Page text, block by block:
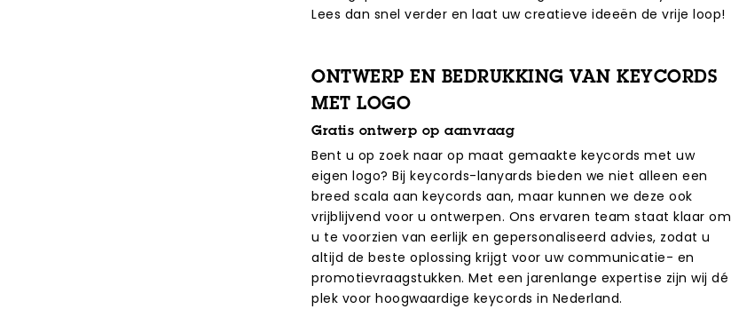
Lees dan snel verder en laat uw creatieve ideeën de vrije loop!
ONTWERP EN BEDRUKKING VAN KEYCORDS
MET LOGO
Gratis ontwerp op aanvraag
Bent u op zoek naar op maat gemaakte keycords met uw
eigen logo? Bij keycords-lanyards bieden we niet alleen een
breed scala aan keycords aan, maar kunnen we deze ook
vrijblijvend voor u ontwerpen. Ons ervaren team staat klaar om
u te voorzien van eerlijk en gepersonaliseerd advies, zodat u
altijd de beste oplossing krijgt voor uw communicatie- en
promotievraagstukken. Met een jarenlange expertise zijn wij dé
plek voor hoogwaardige keycords in Nederland.